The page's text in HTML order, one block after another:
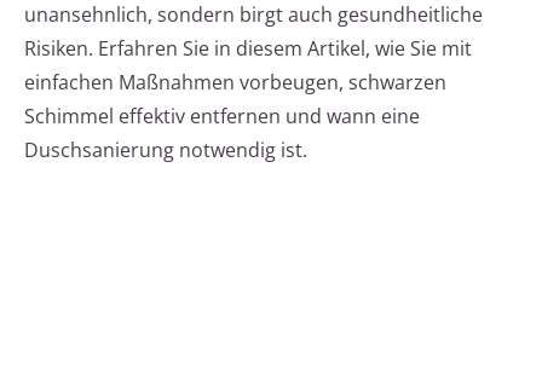
unansehnlich, sondern birgt auch gesundheitliche
Risiken. Erfahren Sie in diesem Artikel, wie Sie mit
einfachen Maßnahmen vorbeugen, schwarzen
Schimmel effektiv entfernen und wann eine
Duschsanierung notwendig ist.